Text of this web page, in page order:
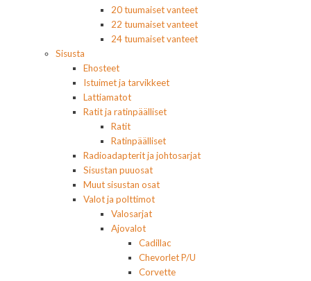
20 tuumaiset vanteet
22 tuumaiset vanteet
24 tuumaiset vanteet
Sisusta
Ehosteet
Istuimet ja tarvikkeet
Lattiamatot
Ratit ja ratinpäälliset
Ratit
Ratinpäälliset
Radioadapterit ja johtosarjat
Sisustan puuosat
Muut sisustan osat
Valot ja polttimot
Valosarjat
Ajovalot
Cadillac
Chevorlet P/U
Corvette